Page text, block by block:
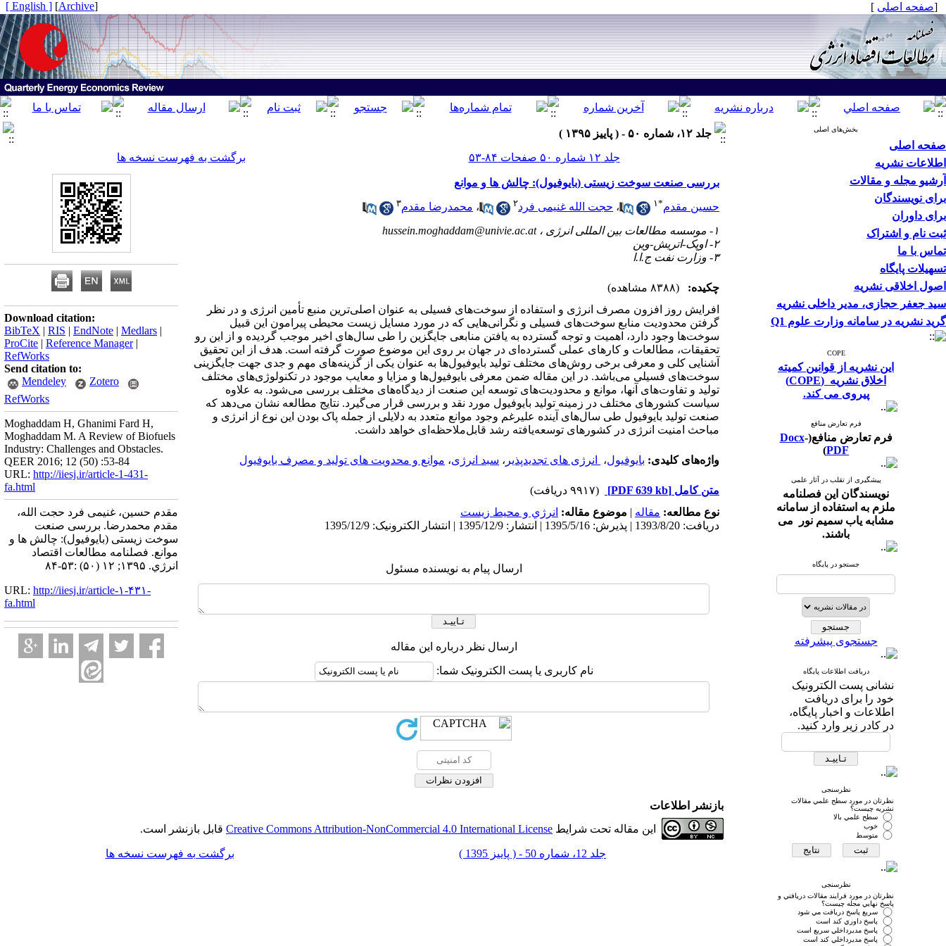
[صفحه اصلی ]
[
Archive
]
[ English ]
بخش‌های اصلی
صفحه اصلی
اطلاعات نشریه
آرشیو مجله و مقالات
برای نویسندگان
برای داوران
ثبت نام و اشتراک
تماس با ما
تسهیلات پایگاه
اصول اخلاقی نشریه
سید جعفر حجازی، مدیر داخلی نشریه
گرید نشریه در سامانه وزارت علوم Q1
COPE
این نشریه از قوانین کمیته
اخلاق نشریه (COPE)
پیروی می کند.
فرم تعارض منافع
فرم تعارض منافع( Docx-
PDF
)
پیشگیری از تقلب در آثار علمی
نویسندگان این فصلنامه
ملزم به استفاده از سامانه
مشابه یاب سمیم نور می
باشند.
جستجو در پایگاه
جستجوی پیشرفته
دریافت اطلاعات پایگاه
نشانی پست الکترونیک
خود را برای دریافت
اطلاعات و اخبار پایگاه،
در کادر زیر وارد کنید.
نظرسنجی
نظرتان در مورد سطح علمي مقالات
نشريه چيست؟
سطح علمي بالا
خوب
متوسط
نظرسنجی
نظرتان در مورد فرايند مقالات دريافتي و
پاسخ نهايي مجله چيست؟
سريع پاسخ دريافت مي شود
پاسخ داوري كند است
پاسخ مديرداخلي سريع است
پاسخ مديرداخلي كند است
جلد ۱۲، شماره ۵۰ - ( پاييز ۱۳۹۵ )
جلد ۱۲ شماره ۵۰ صفحات ۸۴-۵۳
برگشت به فهرست نسخه ها
بررسی صنعت سوخت زیستی (بایوفیول): چالش ها و موانع
حسین مقدم*۱ ، حجت الله غنیمی فرد۲ ، محمدرضا مقدم۳
۱- موسسه مطالعات بین المللی انرژی ،
hussein.moghaddam@univie.ac.at
۲- اوپک-اتریش-وین
۳- وزارت نفت ج.ا.ا
چکیده:
(۸۳۸۸ مشاهده)
افرایش روز افزون مصرف انرژی و استفاده از سوخت‌های فسیلی به عنوان اصلی‌ترین منبع تأمین انرژی و در نظر
گرفتن محدودیت منابع سوخت‌های فسیلی و نگرانی‌هایی که در مورد مسایل زیست محیطی پیرامون این قبیل
سوخت‌ها وجود دارد، اهمیت و توجه گسترده به یافتن منابعی جایگزین را طی سال‌های اخیر موجب گردیده و از این رو
تحقیقات، مطالعات و کارهای عملی گسترده‌ای در جهان بر روی این موضوع صورت گرفته است. هدف از این تحقیق
آشنایی کلی و معرفی برخی روش‌های مختلف تولید بایوفیول‌ها به عنوان یکی از گزینه‌های مهم و جدی جهت جایگزینی
سوخت‌های فسیلی می‌باشد. در این مقاله ضمن معرفی بایوفیول‌ها و مزایا و معایب موجود در تکنولوژی‌های مختلف
تولید و تفاوت‌های آنها، موانع و محدودیت‌های توسعه این صنعت از دیدگاه‌های مختلف بررسی می‌شود. به علاوه
سیاست کشورهای مختلف در زمینه تولید بایوفیول مورد نقد و بررسی قرار می‌گیرد. نتایج مطالعه نشان می‌دهد که
صنعت تولید بایوفیول طی سال‌های آینده علیرغم وجود موانع متعدد به دلایلی از جمله پاک بودن این نوع از انرژی و
مباحث امنیت انرژی در کشورهای توسعه‌یافته رشد قابل‌ملاحظه‌ای خواهد داشت.
واژه‌های کلیدی: بایوفیول، ‌ انرژی های تجدیدپذیر ، سبد انرژی، موانع و محدویت های تولید و مصرف بایوفیول
متن کامل [PDF 639 kb]
(۹۹۱۷ دریافت)
نوع مطالعه: مقاله | موضوع مقاله: انرژي و محيط زيست
دریافت: 1393/8/20 | پذیرش: 1395/5/16 | انتشار: 1395/12/9 | انتشار الکترونیک: 1395/12/9
ارسال پیام به نویسنده مسئول
ارسال نظر درباره این مقاله
نام کاربری یا پست الکترونیک شما:
Download citation:
BibTeX | RIS | EndNote | Medlars |
ProCite | Reference Manager|
RefWorks
Send citation to:
Mendeley
Zotero
RefWorks
Moghaddam H, Ghanimi Fard H,
Moghaddam M. A Review of Biofuels
Industry: Challenges and Obstacles.
QEER 2016; 12 (50) :53-84
URL: http://iiesj.ir/article-1-431-
fa.html
مقدم حسین، غنیمی فرد حجت الله،
مقدم محمدرضا. بررسی صنعت
سوخت زیستی (بایوفیول): چالش ها و
موانع. فصلنامه مطالعات اقتصاد
انرژي. ۱۳۹۵; ۱۲ (۵۰) :۵۳-۸۴
URL: http://iiesj.ir/article-۱-۴۳۱-
fa.html
بازنشر اطلاعات
این مقاله تحت شرایط Creative Commons Attribution-NonCommercial 4.0 International License قابل بازنشر است.
جلد 12، شماره 50 - ( پاييز 1395 ) برگشت به فهرست نسخه ها